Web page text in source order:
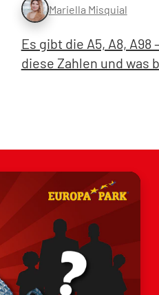
Mariella Misquial
Es gibt die A5, A8,
diese Zahlen und was